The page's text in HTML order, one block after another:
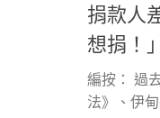
捐款人
想捐！」
編按： 過
法》、伊